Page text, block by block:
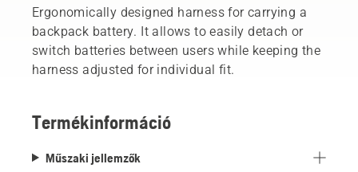
Ergonomically designed harness for carrying a
backpack battery. It allows to easily detach or
switch batteries between users while keeping the
harness adjusted for individual fit.
Termékinformáció
Műszaki jellemzők